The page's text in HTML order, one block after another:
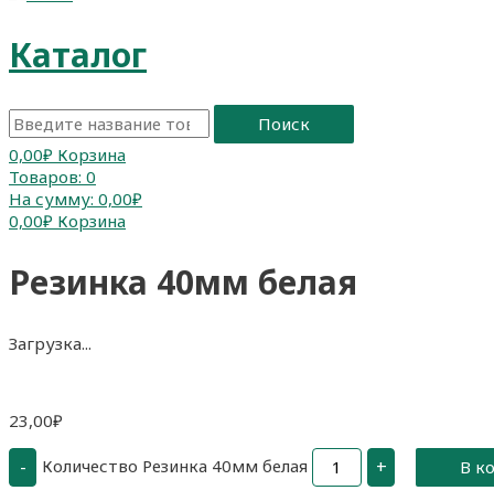
Каталог
Поиск
0,00₽ Корзина
Товаров: 0
На сумму: 0,00₽
0,00₽ Корзина
Резинка 40мм белая
Загрузка...
23,00₽
- Количество Резинка 40мм белая + В